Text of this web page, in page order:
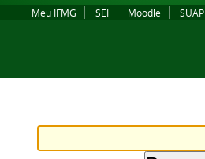
Meu IFMG SEI Moodle SUAP